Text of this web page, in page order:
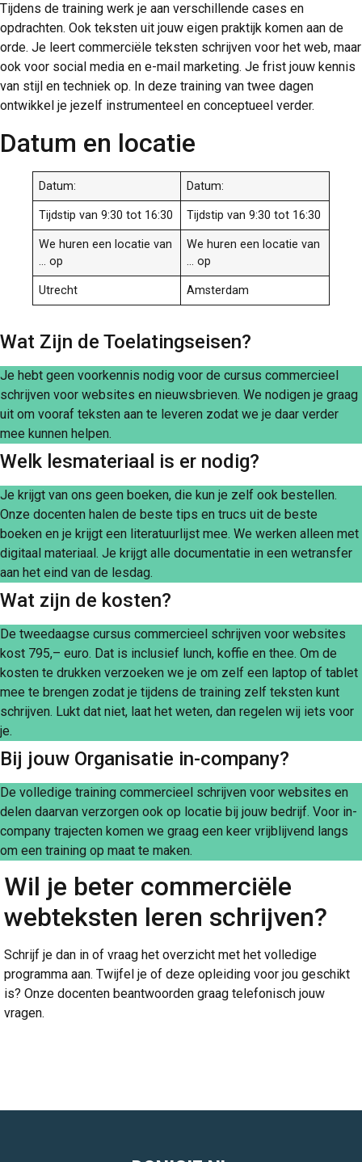
Tijdens de training werk je aan verschillende cases en
opdrachten. Ook teksten uit jouw eigen praktijk komen aan de
orde. Je leert commerciële teksten schrijven voor het web, maar
ook voor social media en e-mail marketing. Je frist jouw kennis
van stijl en techniek op. In deze training van twee dagen
ontwikkel je jezelf instrumenteel en conceptueel verder.
Datum en locatie
Datum: Datum:
Tijdstip van 9:30 tot 16:30 Tijdstip van 9:30 tot 16:30
We huren een locatie van
… op
We huren een locatie van
… op
Utrecht Amsterdam
Wat Zijn de Toelatingseisen?
Je hebt geen voorkennis nodig voor de cursus commercieel
schrijven voor websites en nieuwsbrieven. We nodigen je graag
uit om vooraf teksten aan te leveren zodat we je daar verder
mee kunnen helpen.
Welk lesmateriaal is er nodig?
Je krijgt van ons geen boeken, die kun je zelf ook bestellen.
Onze docenten halen de beste tips en trucs uit de beste
boeken en je krijgt een literatuurlijst mee. We werken alleen met
digitaal materiaal. Je krijgt alle documentatie in een wetransfer
aan het eind van de lesdag.
Wat zijn de kosten?
De tweedaagse cursus commercieel schrijven voor websites
kost 795,– euro. Dat is inclusief lunch, koffie en thee. Om de
kosten te drukken verzoeken we je om zelf een laptop of tablet
mee te brengen zodat je tijdens de training zelf teksten kunt
schrijven. Lukt dat niet, laat het weten, dan regelen wij iets voor
je.
Bij jouw Organisatie in-company?
De volledige training commercieel schrijven voor websites en
delen daarvan verzorgen ook op locatie bij jouw bedrijf. Voor in-
company trajecten komen we graag een keer vrijblijvend langs
om een training op maat te maken.
Wil je beter commerciële
webteksten leren schrijven?
Schrijf je dan in of vraag het overzicht met het volledige
programma aan. Twijfel je of deze opleiding voor jou geschikt
is? Onze docenten beantwoorden graag telefonisch jouw
vragen.